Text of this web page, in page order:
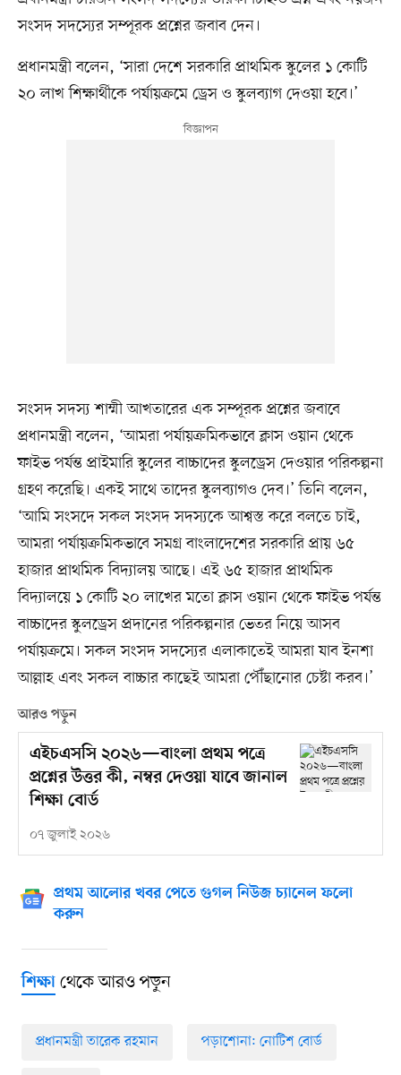
সংসদ সদস্যের সম্পূরক প্রশ্নের জবাব দেন।
প্রধানমন্ত্রী বলেন, ‘সারা দেশে সরকারি প্রাথমিক স্কুলের ১ কোটি
২০ লাখ শিক্ষার্থীকে পর্যায়ক্রমে ড্রেস ও স্কুলব্যাগ দেওয়া হবে।’
সংসদ সদস্য শাম্মী আখতারের এক সম্পূরক প্রশ্নের জবাবে
প্রধানমন্ত্রী বলেন, ‘আমরা পর্যায়ক্রমিকভাবে ক্লাস ওয়ান থেকে
ফাইভ পর্যন্ত প্রাইমারি স্কুলের বাচ্চাদের স্কুলড্রেস দেওয়ার পরিকল্পনা
গ্রহণ করেছি। একই সাথে তাদের স্কুলব্যাগও দেব।’ তিনি বলেন,
‘আমি সংসদে সকল সংসদ সদস্যকে আশ্বস্ত করে বলতে চাই,
আমরা পর্যায়ক্রমিকভাবে সমগ্র বাংলাদেশের সরকারি প্রায় ৬৫
হাজার প্রাথমিক বিদ্যালয় আছে। এই ৬৫ হাজার প্রাথমিক
বিদ্যালয়ে ১ কোটি ২০ লাখের মতো ক্লাস ওয়ান থেকে ফাইভ পর্যন্ত
বাচ্চাদের স্কুলড্রেস প্রদানের পরিকল্পনার ভেতর নিয়ে আসব
পর্যায়ক্রমে। সকল সংসদ সদস্যের এলাকাতেই আমরা যাব ইনশা
আল্লাহ এবং সকল বাচ্চার কাছেই আমরা পৌঁছানোর চেষ্টা করব।’
আরও পড়ুন
এইচএসসি ২০২৬—বাংলা প্রথম পত্রে
প্রশ্নের উত্তর কী, নম্বর দেওয়া যাবে জানাল
শিক্ষা বোর্ড
০৭ জুলাই ২০২৬
প্রথম আলোর খবর পেতে গুগল নিউজ চ্যানেল ফলো
করুন
শিক্ষাথেকে আরও পড়ুন
প্রধানমন্ত্রী তারেক রহমান পড়াশোনা: নোটিশ বোর্ড